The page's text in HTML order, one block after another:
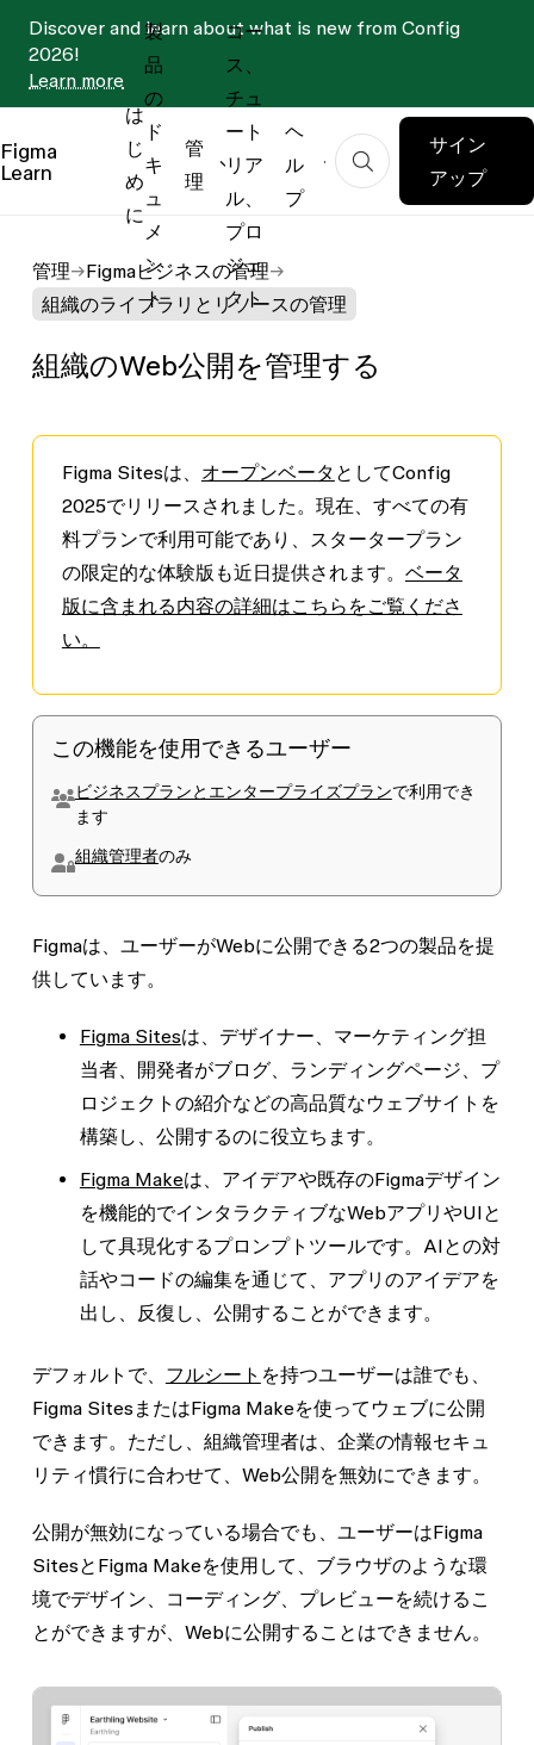
Discover and learn about what is new from Config
2026!
Learn more
Figma
Learn
は
じ
め
に
製
品
の
ド
キ
ュ
メ
ン
ト
管
理
コー
ス、
チュ
ート
リア
ル、
プロ
ジェ
クト
ヘ
ル
プ
サイン
アップ
管理
Figmaビジネスの管理
組織のライブラリとリソースの管理
組織のWeb公開を管理する
Figma Sitesは、 オープンベータ としてConfig
2025でリリースされました。現在、すべての有
料プランで利用可能であり、スタータープラン
の限定的な体験版も近日提供されます。 ベータ
版に含まれる内容の詳細はこちらをご覧くださ
い。
この機能を使用できるユーザー
ビジネスプランとエンタープライズプランで利用でき
ます
組織管理者のみ
Figmaは、ユーザーがWebに公開できる2つの製品を提
供しています。
Figma Sitesは、デザイナー、マーケティング担
当者、開発者がブログ、ランディングページ、プ
ロジェクトの紹介などの高品質なウェブサイトを
構築し、公開するのに役立ちます。
Figma Makeは、アイデアや既存のFigmaデザイン
を機能的でインタラクティブなWebアプリやUIと
して具現化するプロンプトツールです。AIとの対
話やコードの編集を通じて、アプリのアイデアを
出し、反復し、公開することができます。
デフォルトで、 フルシート を持つユーザーは誰でも、
Figma SitesまたはFigma Makeを使ってウェブに公開
できます。ただし、組織管理者は、企業の情報セキュ
リティ慣行に合わせて、Web公開を無効にできます。
公開が無効になっている場合でも、ユーザーはFigma
SitesとFigma Makeを使用して、ブラウザのような環
境でデザイン、コーディング、プレビューを続けるこ
とができますが、Webに公開することはできません。